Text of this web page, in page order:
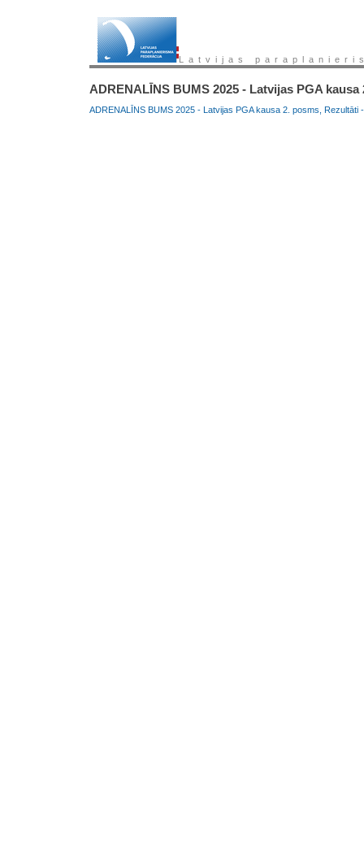
Latvijas
ADRENALĪNS BUMS 2025 - Latvijas PGA
ADRENALĪNS BUMS 2025 - Latvijas PGA kausa 2. posms, Rezultāti